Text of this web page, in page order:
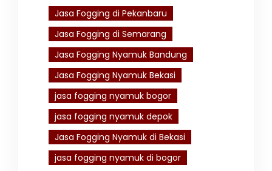
Jasa Fogging di Pekanbaru
Jasa Fogging di Semarang
Jasa Fogging Nyamuk Bandung
Jasa Fogging Nyamuk Bekasi
jasa fogging nyamuk bogor
jasa fogging nyamuk depok
Jasa Fogging Nyamuk di Bekasi
jasa fogging nyamuk di bogor